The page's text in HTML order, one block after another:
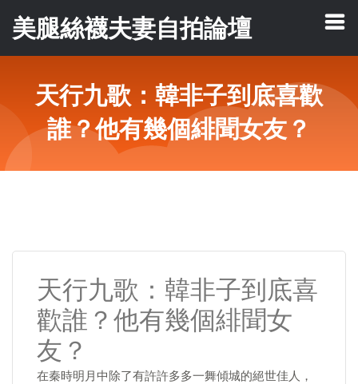
美腿絲襪夫妻自拍論壇
天行九歌：韓非子到底喜歡
誰？他有幾個緋聞女友？
天行九歌：韓非子到底喜
歡誰？他有幾個緋聞女
友？
在秦時明月中除了有許許多多一舞傾城的絕世佳人，